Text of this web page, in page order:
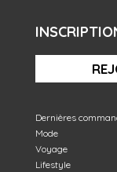
Dernières
Mode
Voyage
Lifestyle